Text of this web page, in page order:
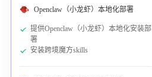
Openclaw（小龙虾）本地化部署
提供Openclaw（小龙虾）本地化安装部
署
安装跨境魔方skills